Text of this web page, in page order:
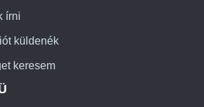
írni
küldenék
keresem